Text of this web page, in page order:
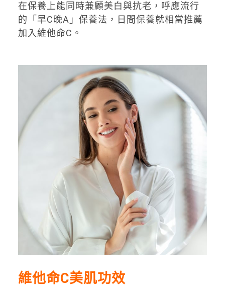
在保養上能同時兼顧美白與抗老，呼應流行
的「早C晚A」保養法，日間保養就相當推薦
加入維他命C。
維他命C美肌功效